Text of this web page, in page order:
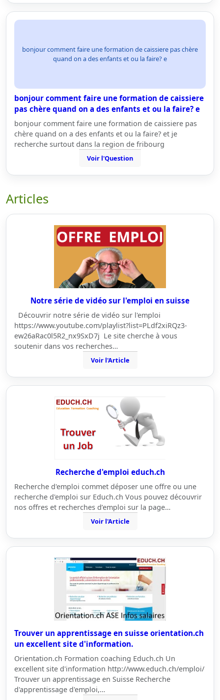
bonjour comment faire une formation de caissiere pas chère
quand on a des enfants et ou la faire? e
bonjour comment faire une formation de caissiere
pas chère quand on a des enfants et ou la faire? e
bonjour comment faire une formation de caissiere pas
chère quand on a des enfants et ou la faire? et je
recherche surtout dans la region de fribourg
Voir l'Question
Articles
Notre série de vidéo sur l'emploi en suisse
Découvrir notre série de vidéo sur l'emploi
https://www.youtube.com/playlist?list=PLdf2xiRQz3-
ew26aRac0l5R2_nx9SxD7j Le site cherche à vous
soutenir dans vos recherches…
Voir l'Article
Recherche d'emploi educh.ch
Recherche d'emploi commet déposer une offre ou une
recherche d'emploi sur Educh.ch Vous pouvez découvrir
nos offres et recherches d’emploi sur la page…
Voir l'Article
Trouver un apprentissage en suisse orientation.ch
un excellent site d'information.
Orientation.ch Formation coaching Educh.ch Un
excellent site d'information http://www.educh.ch/emploi/
Trouver un apprentissage en Suisse Recherche
d'apprentissage d'emploi,…